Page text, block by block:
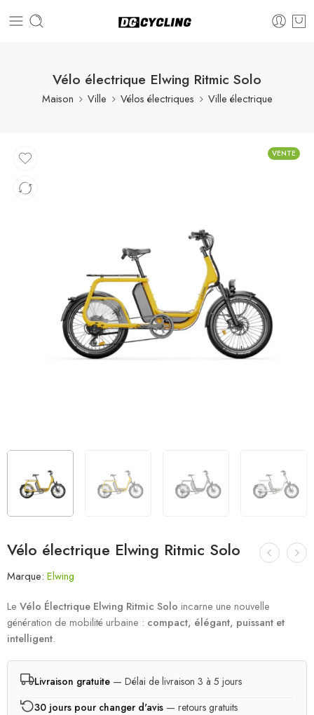
Vélo électrique Elwing Ritmic Solo
Maison Ville Vélos électriques Ville électrique
VENTE
Vélo électrique Elwing Ritmic Solo
Marque: Elwing
Le Vélo Électrique Elwing Ritmic Solo incarne une nouvelle
génération de mobilité urbaine : compact, élégant, puissant et
intelligent.
Livraison gratuite — Délai de livraison 3 à 5 jours
30 jours pour changer d'avis — retours gratuits